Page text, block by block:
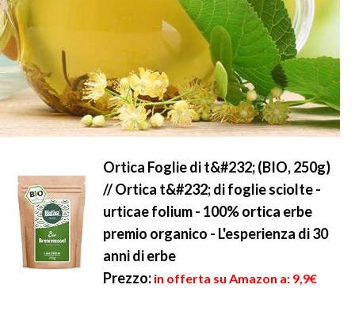
Ortica Foglie di t&#232; (BIO, 250g)
// Ortica t&#232; di foglie sciolte -
urticae folium - 100% ortica erbe
premio organico - L'esperienza di 30
anni di erbe
Prezzo: in offerta su Amazon a: 9,9€